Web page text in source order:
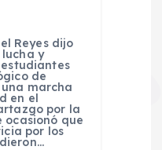
Reyes dijo
y
de
marcha
en el
por la
ocasionó que
por los